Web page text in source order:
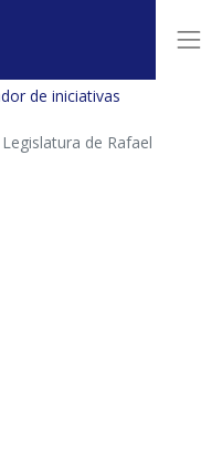
de iniciativas
de Rafael